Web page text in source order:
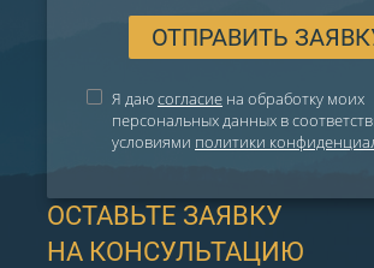
ОТПРАВИТЬ
Я даюсогласие на обработку моих
персональных данных в
условиями политики
ОСТАВЬТЕ ЗАЯВКУ
НА КОНСУЛЬТАЦИЮ